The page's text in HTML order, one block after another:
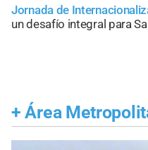
Jornada de
un desafío integral para
+ Área